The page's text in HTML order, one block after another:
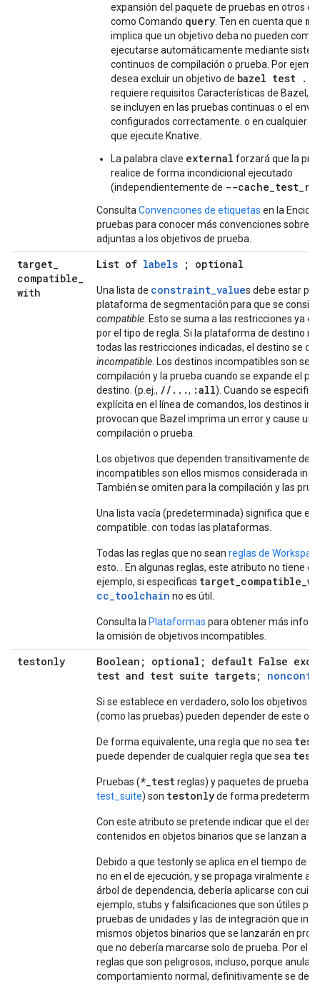
expansión del paquete de pruebas en otros
como Comando query . Ten en cuenta que
implica que un objetivo deba no pueden
ejecutarse automáticamente mediante
continuos de compilación o prueba. Por
desea excluir un objetivo de bazel test ...
requiere requisitos Características de Bazel,
se incluyen en las pruebas continuas o el
configurados correctamente. o en cualquier
que ejecute Knative.
La palabra clave external forzará que la
realice de forma incondicional ejecutado
(independientemente de --
Consulta Convenciones de etiquetas en la
pruebas para conocer más convenciones sobre
adjuntas a los objetivos de prueba.
target_
compatible_
with
List of labels ; optional
Una lista de constraint_values debe estar
plataforma de segmentación para que se
compatible . Esto se suma a las restricciones ya
por el tipo de regla. Si la plataforma de destino
todas las restricciones indicadas, el destino se
incompatible . Los destinos incompatibles son se
compilación y la prueba cuando se expande el
destino. (p.ej., //..., :all). Cuando se
explícita en el línea de comandos, los destinos
provocan que Bazel imprima un error y cause
compilación o prueba.
Los objetivos que dependen transitivamente de
incompatibles son ellos mismos considerada
También se omiten para la compilación y las
Una lista vacía (predeterminada) significa que el
compatible. con todas las plataformas.
Todas las reglas que no sean reglas de
esto. . En algunas reglas, este atributo no tiene
ejemplo, si especificas
cc_toolchain no es útil.
Consulta la Plataformas para obtener más
la omisión de objetivos incompatibles.
testonly
Boolean; optional; default False
test and test suite targets;
Si se establece en verdadero, solo los objetivos
(como las pruebas) pueden depender de este
De forma equivalente, una regla que no sea
puede depender de cualquier regla que sea
Pruebas (*_testreglas) y paquetes de pruebas
test_suite) son testonlyde forma
Con este atributo se pretende indicar que el
contenidos en objetos binarios que se lanzan a
Debido a que testonly se aplica en el tiempo de
no en el de ejecución, y se propaga viralmente a
árbol de dependencia, debería aplicarse con
ejemplo, stubs y falsificaciones que son útiles
pruebas de unidades y las de integración que
mismos objetos binarios que se lanzarán en
que no debería marcarse solo de prueba. Por el
reglas que son peligrosos, incluso, porque anular
comportamiento normal, definitivamente se